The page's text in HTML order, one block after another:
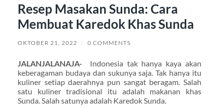
Resep Masakan Sunda: Cara
Membuat Karedok Khas Sunda
OKTOBER 21, 2022 / 0 COMMENTS
JALANJALANAJA-
Indonesia tak hanya kaya akan
keberagaman budaya dan sukunya saja. Tak hanya itu
kuliner setiap daerahnya pun sangat beragam. Salah
satu kuliner tradisional itu adalah makanan khas
Sunda. Salah satunya adalah Karedok Sunda.